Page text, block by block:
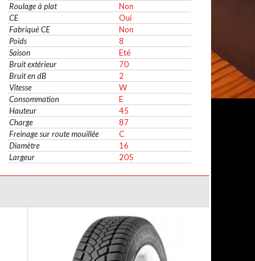
Roulage à plat
Non
CE
Oui
Fabriqué CE
Non
Poids
8
Saison
Eté
Bruit extérieur
70
Bruit en dB
2
Vitesse
W
Consommation
E
Hauteur
45
Charge
87
Freinage sur route mouillée
C
Diamètre
16
Largeur
205